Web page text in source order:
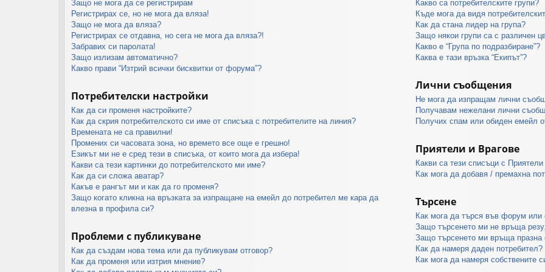
Защо не мога да се регистрирам
Регистрирах се, но не мога да вляза!
Защо не мога да вляза?
Регистрирах се отдавна, но сега не мога да вляза?!
Забравих си паролата!
Защо излизам автоматично?
Какво прави “Изтрий всички бисквитки от форума”?
Потребителски настройки
Как да си променя настройките?
Как да скрия потребителското си име от списъка с потребителите на линия?
Времената не са правилни!
Промених си часовата зона, но времето все още е грешно!
Езикът ми не е сред тези в списъка, от които мога да избера!
Какви са тези картинки до потребителското ми име?
Как да си сложа аватар?
Какъв е рангът ми и как да го променя?
Защо когато кликна на връзката за изпращане на емейл до потребител ме кара да
влезна в профила си?
Проблеми с публикуване
Как да създам нова тема или да публикувам отговор?
Как да променя или изтрия мнение?
Какво са потребителските групи?
Къде мога да видя
Как да стана лидер на група?
Защо някои групи са с различен
Какво е “Група по подразбиране”?
Каква е тази връзка “Екипът”?
Лични съобщения
Не мога да изпращам лични
Получавам нежелани лични
Получих спам или обиден емейл
Приятели и Врагове
Какви са тези списъци с
Как мога да добавя / премахна
Търсене
Как мога да търся във форум
Защо търсенето ми не връща
Защо търсенето ми връща празна
Как да намеря даден потребител?
Как мога да намеря собствените